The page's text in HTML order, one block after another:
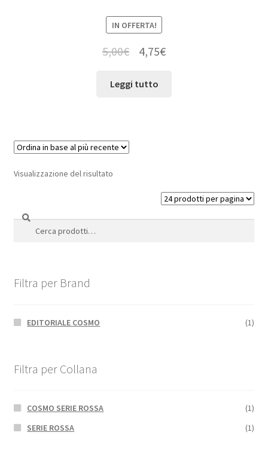
IN OFFERTA!
5,00€ 4,75€
Leggi tutto
Visualizzazione del risultato
Cerca:
Cerca
Filtra per Brand
EDITORIALE COSMO (1)
Filtra per Collana
COSMO SERIE ROSSA
(1)
SERIE ROSSA
(1)